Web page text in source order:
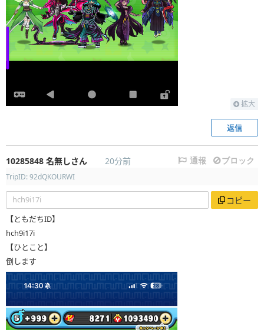
拡大
返信
10285848 名無しさん 20分前 通報 ブロック
TripID: 92dQKOURWI
hch9i17i コピー
【ともだちID】
hch9i17i
【ひとこと】
倒します